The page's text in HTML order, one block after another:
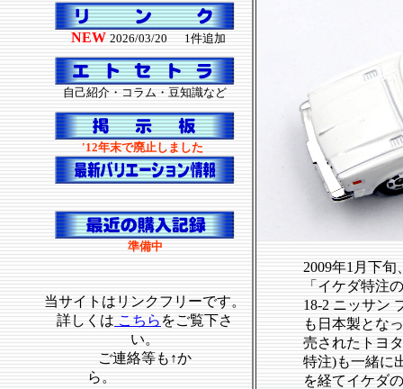
NEW 2026/03/20 1件追加
自己紹介・コラム・豆知識など
'12年末で廃止しました
準備中
当サイトはリンクフリーです。
詳しくは こちら をご覧下さ
い。
ご連絡等も↑か
ら。
2009年1月下
「イケダ特注
18-2 ニッサン
も日本製とな
売されたトヨ
特注)も一緒に
を経てイケダ